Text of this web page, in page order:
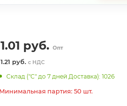
1.01 руб. Опт
1.21 руб.с НДС
Склад ("С" до 7 дней Доставка): 1026
Минимальная партия: 50 шт.